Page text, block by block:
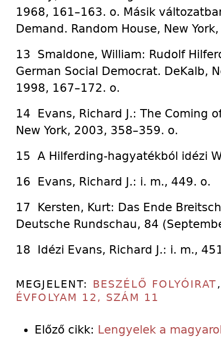
1968, 161–163. o. Másik
Demand. Random House, New
13 Smaldone, William: Rudolf
German Social Democrat. DeKalb,
1998, 167–172. o.
14 Evans, Richard J.: The Coming
New York, 2003, 358–359. o.
15 A Hilferding-hagyatékból idézi
16 Evans, Richard J.: i. m., 449. o.
17 Kersten, Kurt: Das Ende
Deutsche Rundschau, 84
18 Idézi Evans, Richard J.: i. m.,
MEGJELENT: BESZÉLŐ FOLYÓIRAT
ÉVFOLYAM 12, SZÁM 11
Előző cikk: Lengyelek a